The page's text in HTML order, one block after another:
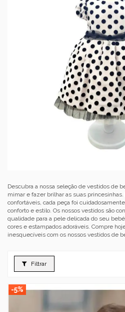
Descubra a nossa seleção de vestidos de
mimar e fazer brilhar as suas
confortáveis, cada peça foi
conforto e estilo. Os nossos vestidos são
qualidade para a pele delicada do seu
cores e estampados adoráveis. Compre
inesquecíveis com os nossos vestidos de
Filtrar
-5%